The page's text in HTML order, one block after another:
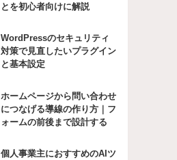
とを初心者向けに解説
WordPressのセキュリティ
対策で見直したいプラグイン
と基本設定
ホームページから問い合わせ
につなげる導線の作り方｜フ
ォームの前後まで設計する
個人事業主におすすめのAIツ